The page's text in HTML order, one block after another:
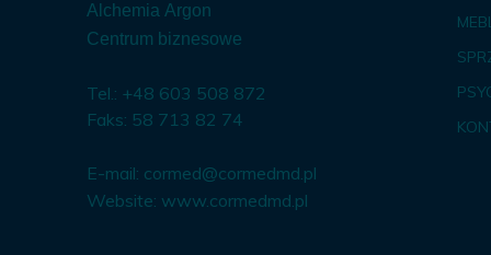
Alchemia Argon
Centrum biznesowe
Tel.: +48 603 508 872
Faks: 58 713 82 74
E-mail: cormed@cormedmd.pl
Website: www.cormedmd.pl